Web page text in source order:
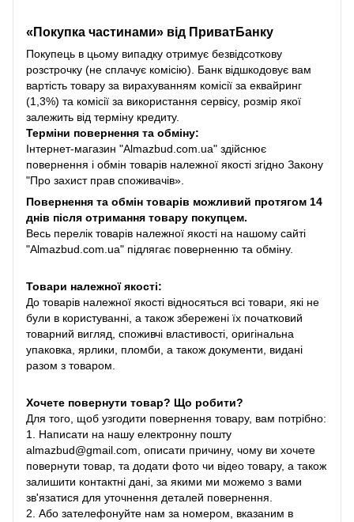
«Покупка частинами» від ПриватБанку
Покупець в цьому випадку отримує безвідсоткову
розстрочку (не сплачує комісію). Банк відшкодовує вам
вартість товару за вирахуванням комісії за еквайринг
(1,3%) та комісії за використання сервісу, розмір якої
залежить від терміну кредиту.
Терміни повернення та обміну:
Інтернет-магазин "Almazbud.com.ua" здійснює
повернення і обмін товарів належної якості згідно Закону
"Про захист прав споживачів».
Повернення та обмін товарів можливий протягом 14
днів після отримання товару покупцем.
Весь перелік товарів належної якості на нашому сайті
"Almazbud.com.ua" підлягає поверненню та обміну.
Товари належної якості:
До товарів належної якості відносяться всі товари, які не
були в користуванні, а також збережені їх початковий
товарний вигляд, споживчі властивості, оригінальна
упаковка, ярлики, пломби, а також документи, видані
разом з товаром.
Хочете повернути товар? Що робити?
Для того, щоб узгодити повернення товару, вам потрібно:
1. Написати на нашу електронну пошту
almazbud@gmail.com, описати причину, чому ви хочете
повернути товар, та додати фото чи відео товару, а також
залишити контактні дані, за якими ми можемо з вами
зв'язатися для уточнення деталей повернення.
2. Або зателефонуйте нам за номером, вказаним в